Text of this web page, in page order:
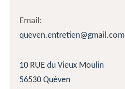
Email:
queven.entretien@gmail.com
10 RUE du Vieux Moulin
56530 Quéven